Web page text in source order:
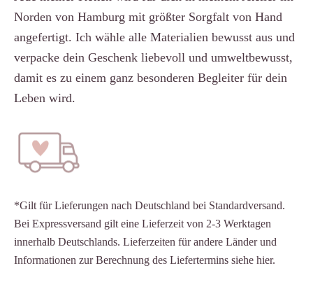
Norden von Hamburg mit größter Sorgfalt von Hand
angefertigt. Ich wähle alle Materialien bewusst aus und
verpacke dein Geschenk liebevoll und umweltbewusst,
damit es zu einem ganz besonderen Begleiter für dein
Leben wird.
*Gilt für Lieferungen nach Deutschland bei Standardversand.
Bei Expressversand gilt eine Lieferzeit von 2-3 Werktagen
innerhalb Deutschlands. Lieferzeiten für andere Länder und
Informationen zur Berechnung des Liefertermins siehe hier.